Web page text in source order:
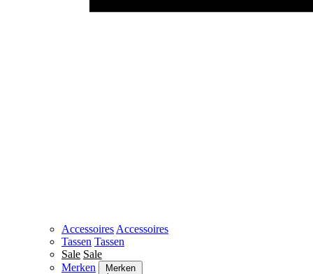
Accessoires Accessoires
Tassen Tassen
Sale Sale
Merken
Merken